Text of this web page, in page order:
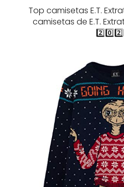
Top camisetas E.T.
camisetas de E.T.